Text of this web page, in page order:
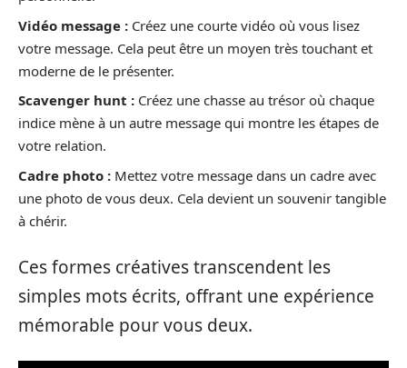
Vidéo message : Créez une courte vidéo où vous lisez
votre message. Cela peut être un moyen très touchant et
moderne de le présenter.
Scavenger hunt : Créez une chasse au trésor où chaque
indice mène à un autre message qui montre les étapes de
votre relation.
Cadre photo : Mettez votre message dans un cadre avec
une photo de vous deux. Cela devient un souvenir tangible
à chérir.
Ces formes créatives transcendent les
simples mots écrits, offrant une expérience
mémorable pour vous deux.